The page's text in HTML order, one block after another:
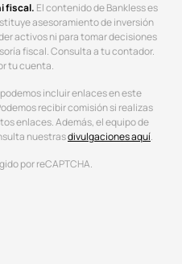
fiscal. El contenido de Bankless es
asesoramiento de inversión
activos ni para tomar decisiones
fiscal. Consulta a tu contador.
tu cuenta.
incluir enlaces en este
recibir comisión si realizas
enlaces. Además, el equipo de
nuestrasdivulgaciones aquí.
por reCAPTCHA.